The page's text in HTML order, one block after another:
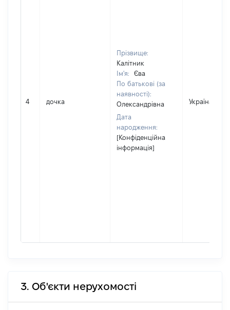
4 дочка
Прізвище:
Калітник
Ім'я:
Єва
По батькові (за
наявності):
Олександрівна
Дата
народження:
[Конфіденційна
інформація]
Україна
3. Об'єкти нерухомості